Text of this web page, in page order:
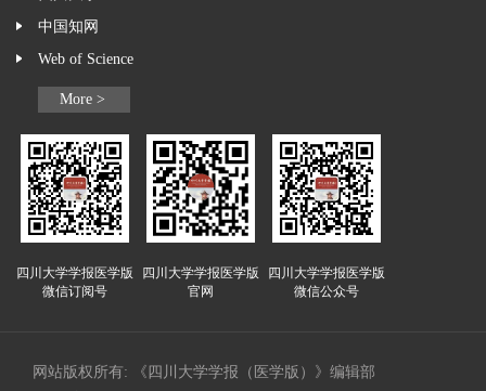
中国知网
Web of Science
More >
四川大学学报医学版
微信订阅号
四川大学学报医学版
官网
四川大学学报医学版
微信公众号
网站版权所有: 《四川大学学报（医学版）》编辑部